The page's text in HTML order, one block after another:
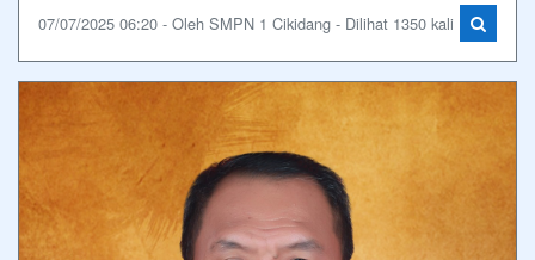
07/07/2025 06:20 - Oleh SMPN 1 Cikidang - Dilihat 1350 kali